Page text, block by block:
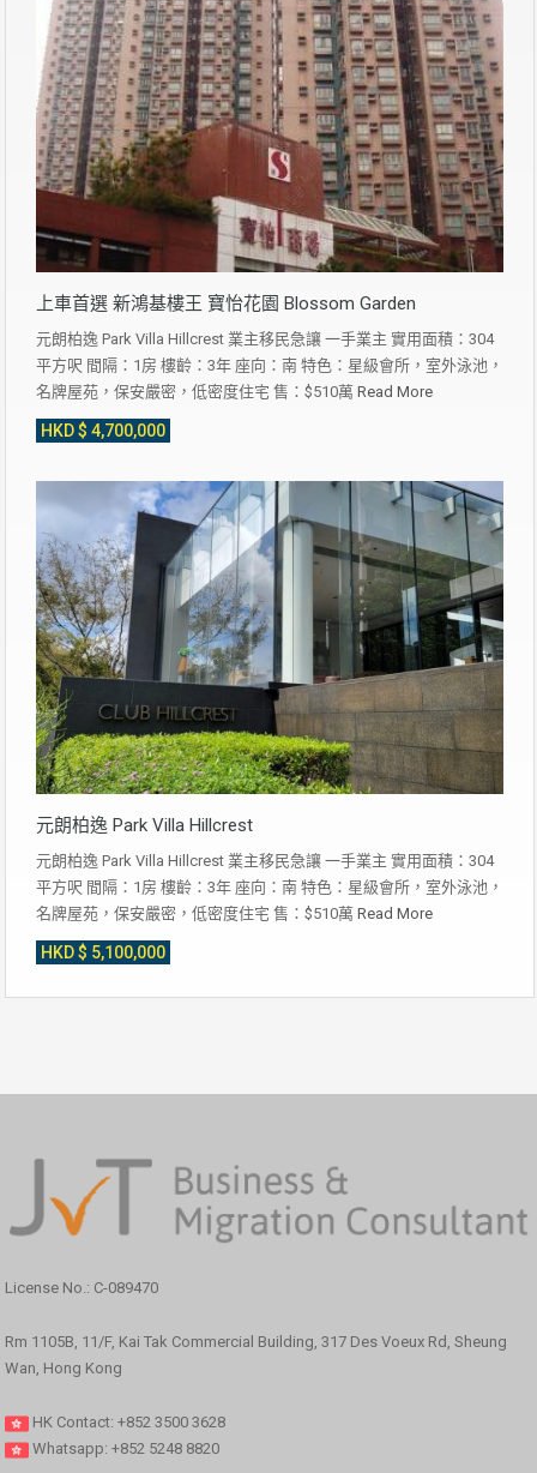
上車首選 新鴻基樓王 寶怡花園 Blossom Garden
元朗柏逸 Park Villa Hillcrest 業主移民急讓 一手業主 實用面積：304
平方呎 間隔：1房 樓齡：3年 座向：南 特色：星級會所，室外泳池，
名牌屋苑，保安嚴密，低密度住宅 售：$510萬 Read More
HKD $ 4,700,000
元朗柏逸 Park Villa Hillcrest
元朗柏逸 Park Villa Hillcrest 業主移民急讓 一手業主 實用面積：304
平方呎 間隔：1房 樓齡：3年 座向：南 特色：星級會所，室外泳池，
名牌屋苑，保安嚴密，低密度住宅 售：$510萬 Read More
HKD $ 5,100,000
License No.: C-089470
Rm 1105B, 11/F, Kai Tak Commercial Building, 317 Des Voeux Rd, Sheung
Wan, Hong Kong
HK Contact: +852 3500 3628
Whatsapp: +852 5248 8820